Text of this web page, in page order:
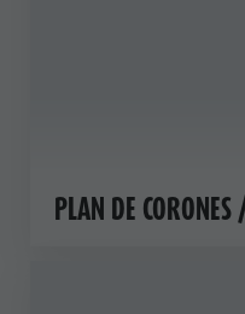
PLAN DE